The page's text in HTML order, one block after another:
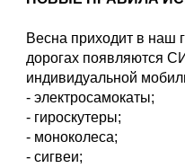
Весна приходит в наш
дорогах появляются
индивидуальной
- электросамокаты;
- гироскутеры;
- моноколеса;
- сигвеи;